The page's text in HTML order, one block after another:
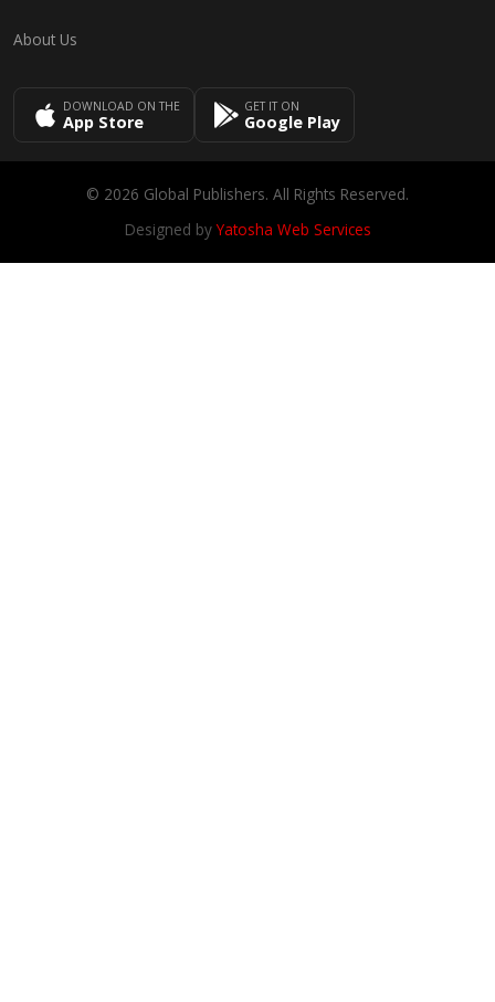
About Us
DOWNLOAD ON THE
App Store
GET IT ON
Google Play
© 2026 Global Publishers. All Rights Reserved.
Designed byYatosha Web Services